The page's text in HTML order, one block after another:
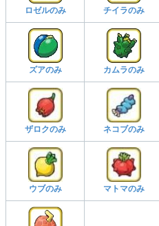
ロゼルのみ チイラのみ
ズアのみ カムラのみ
ザロクのみ ネコブのみ
ウブのみ マトマのみ